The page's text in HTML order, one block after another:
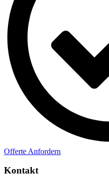
Offerte Anfordern
Kontakt